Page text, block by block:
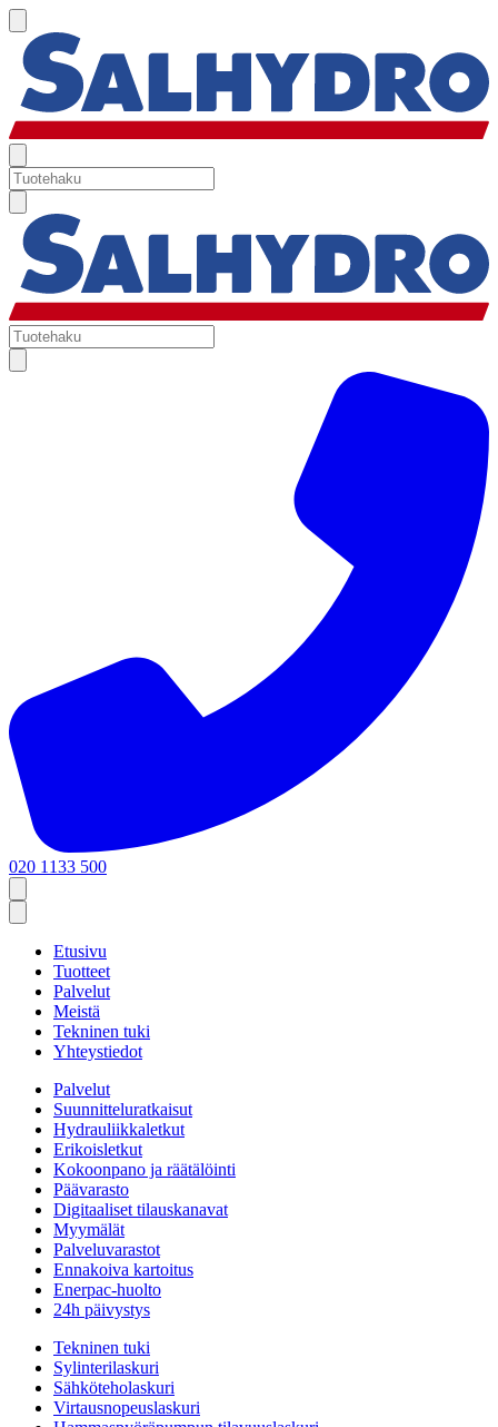
020 1133 500
Etusivu
Tuotteet
Palvelut
Meistä
Tekninen tuki
Yhteystiedot
Palvelut
Suunnitteluratkaisut
Hydrauliikkaletkut
Erikoisletkut
Kokoonpano ja räätälöinti
Päävarasto
Digitaaliset tilauskanavat
Myymälät
Palveluvarastot
Ennakoiva kartoitus
Enerpac-huolto
24h päivystys
Tekninen tuki
Sylinterilaskuri
Sähköteholaskuri
Virtausnopeuslaskuri